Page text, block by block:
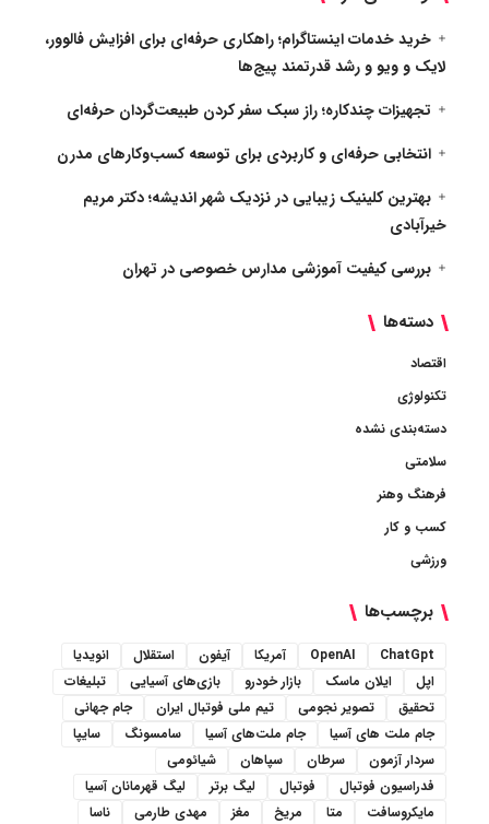
خرید خدمات اینستاگرام؛ راهکاری حرفه‌ای برای افزایش فالوور،
لایک و ویو و رشد قدرتمند پیج‌ها
تجهیزات چندکاره؛ راز سبک سفر کردن طبیعت‌گردان حرفه‌ای
انتخابی حرفه‌ای و کاربردی برای توسعه کسب‌وکارهای مدرن
بهترین کلینیک زیبایی در نزدیک شهر اندیشه؛ دکتر مریم
خیرآبادی
بررسی کیفیت آموزشی مدارس خصوصی در تهران
دسته‌ها
اقتصاد
تکنولوژی
دسته‌بندی نشده
سلامتی
فرهنگ وهنر
کسب و کار
ورزشی
برچسب‌ها
ChatGpt
OpenAI آمریکا آیفون استقلال
انویدیا
اپل
ایلان ماسک بازار خودرو بازی‌های آسیایی
تبلیغات
تحقیق
تصویر نجومی تیم ملی فوتبال ایران
جام جهانی
جام ملت های آسیا
جام ملت‌های آسیا سامسونگ
سایپا
سردار آزمون
سرطان سپاهان
شیائومی
فدراسیون فوتبال
فوتبال لیگ برتر
لیگ قهرمانان آسیا
مایکروسافت
متا مریخ مغز مهدی طارمی
ناسا